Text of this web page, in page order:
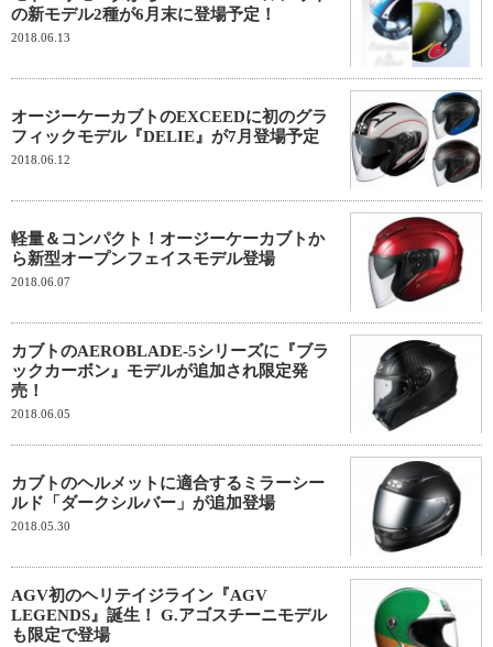
の新モデル2種が6月末に登場予定！
2018.06.13
オージーケーカブトのEXCEEDに初のグラ
フィックモデル『DELIE』が7月登場予定
2018.06.12
軽量＆コンパクト！オージーケーカブトか
ら新型オープンフェイスモデル登場
2018.06.07
カブトのAEROBLADE-5シリーズに『ブラ
ックカーボン』モデルが追加され限定発
売！
2018.06.05
カブトのヘルメットに適合するミラーシー
ルド「ダークシルバー」が追加登場
2018.05.30
AGV初のヘリテイジライン『AGV
LEGENDS』誕生！ G.アゴスチーニモデル
も限定で登場